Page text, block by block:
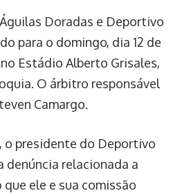
Doradas e Deportivo
para o domingo, dia 12 de
Estádio Alberto Grisales,
O árbitro responsável
Camargo.
o presidente do Deportivo
denúncia relacionada a
ele e sua comissão